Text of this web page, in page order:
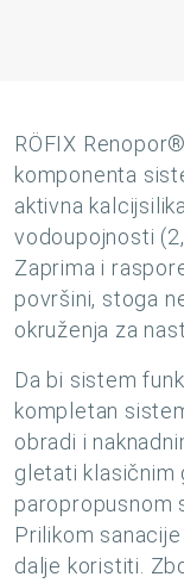
RÖFIX
komponenta
aktivna
vodoupojnosti
Zaprima i
površini, stoga
okruženja za
Da bi sistem
kompletan
obradi i
gletati klasičnim
paropropusnom
Prilikom
dalje koristiti.